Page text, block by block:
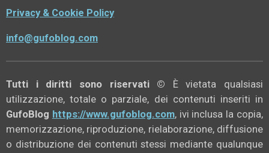
v
d
i
v
d
i
v
d
i
v
Privacy & Cookie Policy
info@gufoblog.com
Tutti i diritti sono riservati © È vietata qualsiasi
utilizzazione, totale o parziale, dei contenuti inseriti in
GufoBlog https://www.gufoblog.com, ivi inclusa la copia,
memorizzazione, riproduzione, rielaborazione, diffusione
o distribuzione dei contenuti stessi mediante qualunque